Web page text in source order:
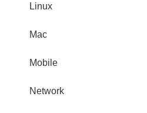
Linux
Mac
Mobile
Network